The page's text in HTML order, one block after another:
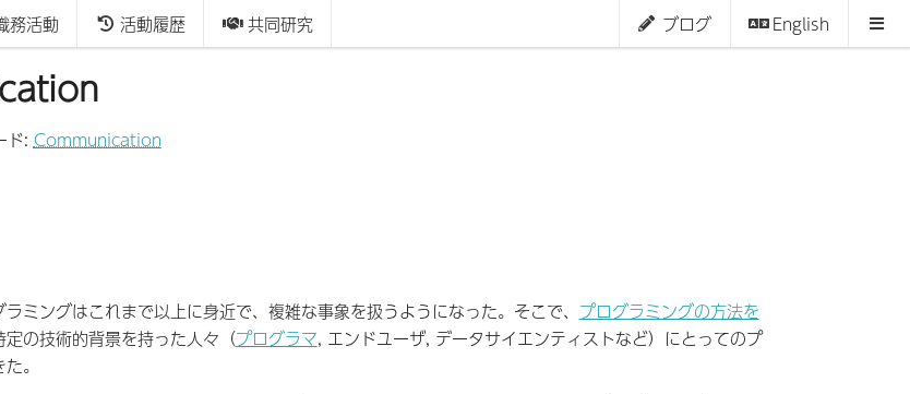
務活動 活動履歴 共同研究 ブログ English
ド: Communication
ミングはこれまで以上に身近で、複雑な事象を扱うようになった。そこで、 プログラミングの方法を
の技術的背景を持った人々（プログラマ, エンドユーザ, データサイエンティストなど）にとってのプ
。